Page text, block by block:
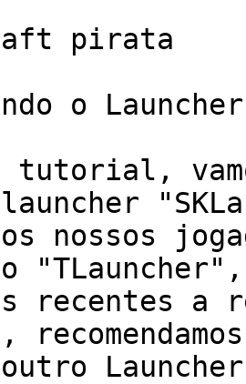
pirata
o
tutorial,
nossos
recentes a